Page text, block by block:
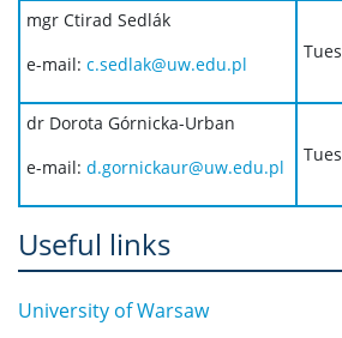
mgr Ctirad Sedlák
e-mail: c.sedlak@uw.edu.pl
dr Dorota Górnicka-Urban
e-mail: d.gornickaur@uw.edu.pl
Useful links
University of Warsaw